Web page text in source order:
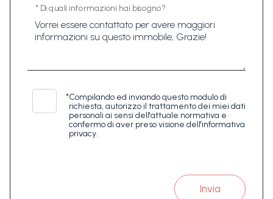
* Di quali informazioni hai bisogno?
*Compilando ed inviando questo modulo di
richiesta, autorizzo il trattamento dei miei dati
personali ai sensi dell'attuale normativa e
confermo di aver preso visione dell'informativa
privacy.
Invia